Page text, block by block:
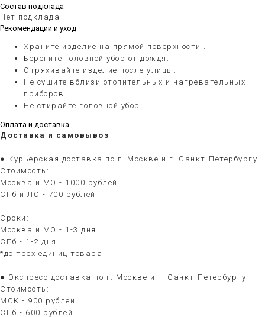
Состав подклада
Нет подклада
Рекомендации и уход
Храните изделие на прямой поверхности .
Берегите головной убор от дождя.
Отряхивайте изделие после улицы.
Не сушите вблизи отопительных и нагревательных
приборов.
Не стирайте головной убор.
Оплата и доставка
Доставка и самовывоз
● Курьерская доставка по г. Москве и г. Санкт-Петербургу
Стоимость:
Москва и МО - 1000 рублей
СПб и ЛО - 700 рублей
Сроки:
Москва и МО - 1-3 дня
СПб - 1-2 дня
*до трёх единиц товара
● Экспресс доставка по г. Москве и г. Санкт-Петербургу
Стоимость:
МСК - 900 рублей
СПб - 600 рублей